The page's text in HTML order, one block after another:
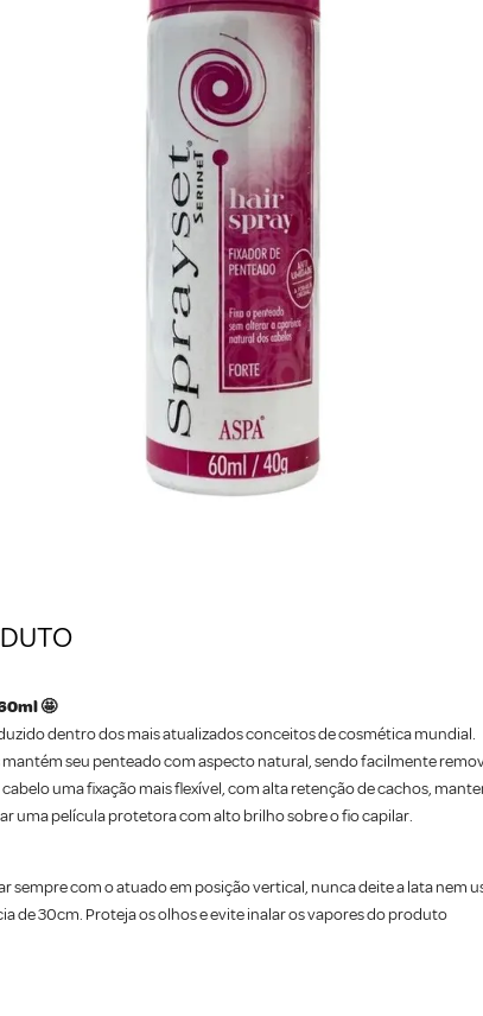
🤩
dentro dos mais atualizados conceitos de cosmética mundial.
seu penteado com aspecto natural, sendo facilmente
uma fixação mais flexível, com alta retenção de cachos,
uma película protetora com alto brilho sobre o fio capilar.
sempre com o atuado em posição vertical, nunca deite a lata
de 30cm. Proteja os olhos e evite inalar os vapores do produto